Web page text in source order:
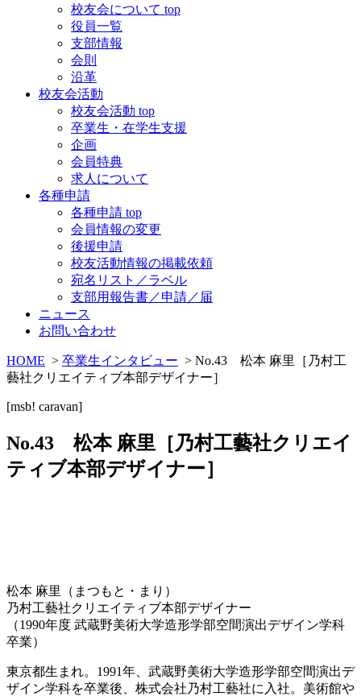
校友会について top
役員一覧
支部情報
会則
沿革
校友会活動
校友会活動 top
卒業生・在学生支援
企画
会員特典
求人について
各種申請
各種申請 top
会員情報の変更
後援申請
校友活動情報の掲載依頼
宛名リスト／ラベル
支部用報告書／申請／届
ニュース
お問い合わせ
HOME > 卒業生インタビュー > No.43 松本 麻里［乃村工
藝社クリエイティブ本部デザイナー］
[msb! caravan]
No.43 松本 麻里［乃村工藝社クリエイ
ティブ本部デザイナー］
松本 麻里（まつもと・まり）
乃村工藝社クリエイティブ本部デザイナー
（1990年度 武蔵野美術大学造形学部空間演出デザイン学科
卒業）
東京都生まれ。1991年、武蔵野美術大学造形学部空間演出デ
ザイン学科を卒業後、株式会社乃村工藝社に入社。美術館や